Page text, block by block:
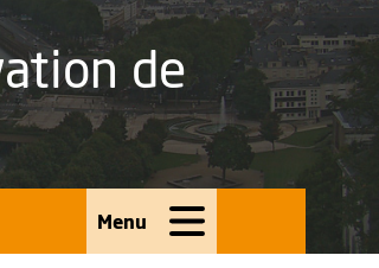
de
Menu
Ouvrir le menu